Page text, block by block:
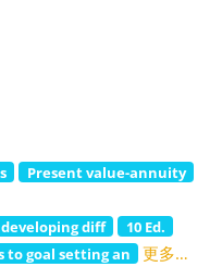
Present value-annuity
diff
10 Ed.
to goal setting an
更多…